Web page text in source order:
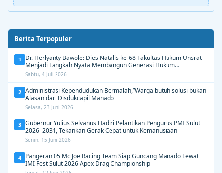
Berita Terpopuler
1
Dr. Herlyanty Bawole: Dies Natalis ke-68 Fakultas Hukum Unsrat
Menjadi Langkah Nyata Membangun Generasi Hukum
Berdampak
Sabtu, 4 Juli 2026
2 Administrasi Kependudukan Bermalah,”Warga butuh solusi bukan
Alasan dari Disdukcapil Manado
Selasa, 23 Juni 2026
3 Gubernur Yulius Selvanus Hadiri Pelantikan Pengurus PMI Sulut
2026–2031, Tekankan Gerak Cepat untuk Kemanusiaan
Senin, 15 Juni 2026
4 Pangeran 05 Mc Joe Racing Team Siap Guncang Manado Lewat
IMI Fest Sulut 2026 Apex Drag Championship